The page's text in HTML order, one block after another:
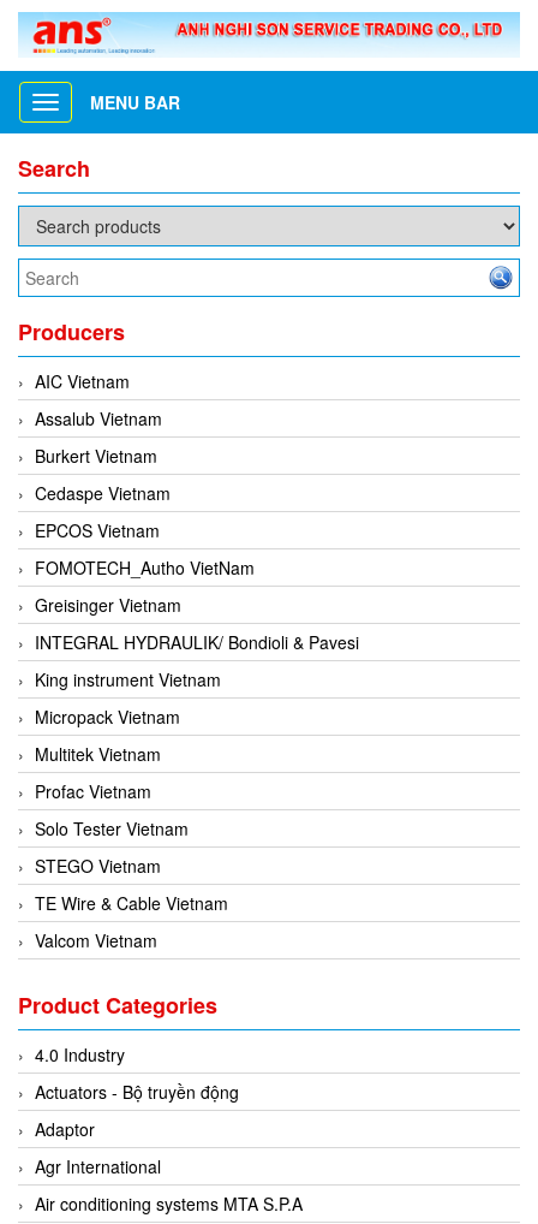
Toggle
navigation
MENU BAR
Search
Producers
AIC Vietnam
Assalub Vietnam
Burkert Vietnam
Cedaspe Vietnam
EPCOS Vietnam
FOMOTECH_Autho VietNam
Greisinger Vietnam
INTEGRAL HYDRAULIK/ Bondioli & Pavesi
King instrument Vietnam
Micropack Vietnam
Multitek Vietnam
Profac Vietnam
Solo Tester Vietnam
STEGO Vietnam
TE Wire & Cable Vietnam
Valcom Vietnam
3CTEST Vietnam
4B VietNam Vietnam
ABB Vietnam
AC Infinity Vietnam
AC&E Telecommunications
AC&T Vietnam
Product Categories
4.0 Industry
Actuators - Bộ truyền động
Adaptor
Agr International
Air conditioning systems MTA S.P.A